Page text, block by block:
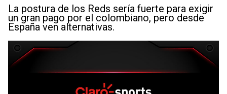
La postura de los Reds sería fuerte para exigir
un gran pago por el colombiano, pero desde
España ven alternativas.